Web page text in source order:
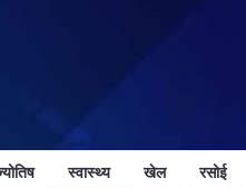
स्वास्थ्य खेल रसोई